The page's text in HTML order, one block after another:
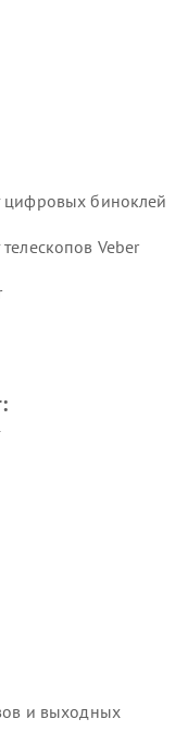
цифровых биноклей
Veber
и выходных